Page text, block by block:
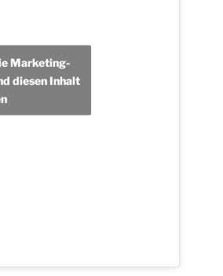
Marketing-
diesen Inhalt